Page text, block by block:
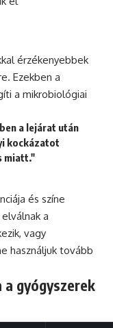
érzékenyebbek
Ezekben a
a mikrobiológiai
a lejárat után
kockázatot
miatt."
és színe
a
vagy
használjuk tovább
gyógyszerek